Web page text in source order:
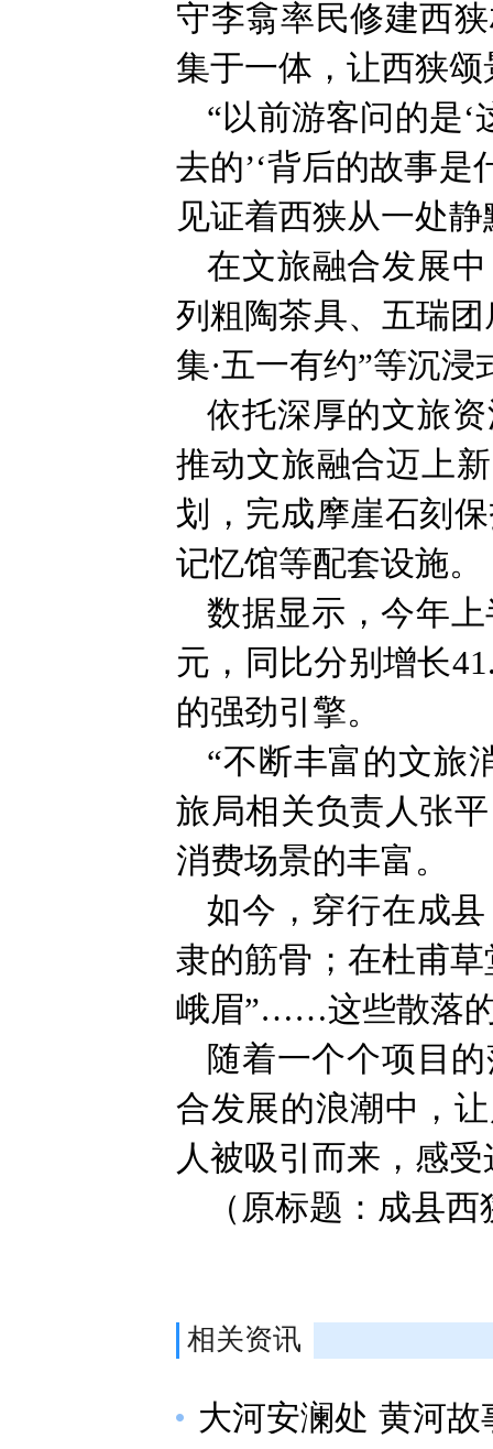
守李翕率民修建西
集于一体，让西狭
“以前游客问的是
去的’‘背后的故事
见证着西狭从一处
在文旅融合发展
列粗陶茶具、五瑞
集·五一有约”等沉
依托深厚的文旅
推动文旅融合迈上
划，完成摩崖石刻
记忆馆等配套设施。
数据显示，今年
元，同比分别增长
的强劲引擎。
“不断丰富的文旅
旅局相关负责人张
消费场景的丰富。
如今，穿行在成
隶的筋骨；在杜甫
峨眉”……这些散落
随着一个个项目
合发展的浪潮中，
人被吸引而来，感
（原标题：成县
相关资讯
大河安澜处 黄河故